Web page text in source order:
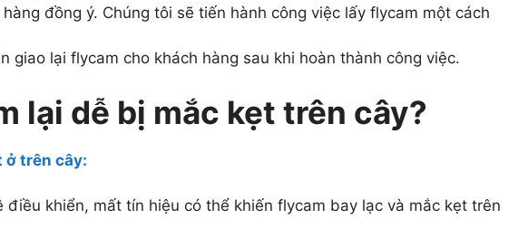
đồng ý. Chúng tôi sẽ tiến hành công việc lấy flycam một cách
giao lại flycam cho khách hàng sau khi hoàn thành công việc.
lại dễ bị mắc kẹt trên cây?
ở trên cây:
điều khiển, mất tín hiệu có thể khiến flycam bay lạc và mắc kẹt trên